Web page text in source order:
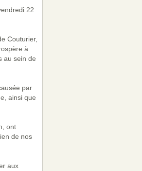
22
Couturier,
à
au sein de
par
ainsi que
ont
de nos
aux